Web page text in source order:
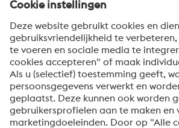
Land *
Bericht *
Om informatie over onze